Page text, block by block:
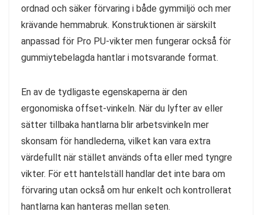
ordnad och säker förvaring i både gymmiljö och mer
krävande hemmabruk. Konstruktionen är särskilt
anpassad för Pro PU-vikter men fungerar också för
gummiytebelagda hantlar i motsvarande format.
En av de tydligaste egenskaperna är den
ergonomiska offset-vinkeln. När du lyfter av eller
sätter tillbaka hantlarna blir arbetsvinkeln mer
skonsam för handlederna, vilket kan vara extra
värdefullt när stället används ofta eller med tyngre
vikter. För ett hantelställ handlar det inte bara om
förvaring utan också om hur enkelt och kontrollerat
hantlarna kan hanteras mellan seten.